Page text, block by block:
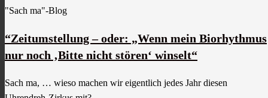
"Sach ma"-Blog
“Zeitumstellung – oder: „Wenn mein Biorhythmus
nur noch ‚Bitte nicht stören‘ winselt“
Sach ma, … wieso machen wir eigentlich jedes Jahr diesen